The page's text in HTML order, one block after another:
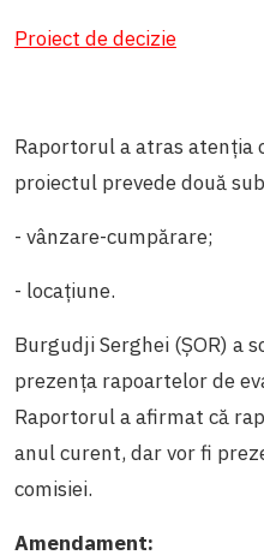
Proiect de decizie
Raportorul a atras atenția
proiectul prevede două
- vânzare-cumpărare;
- locațiune.
Burgudji Serghei (ȘOR) a
prezența rapoartelor de
Raportorul a afirmat că
anul curent, dar vor fi
comisiei.
Amendament: